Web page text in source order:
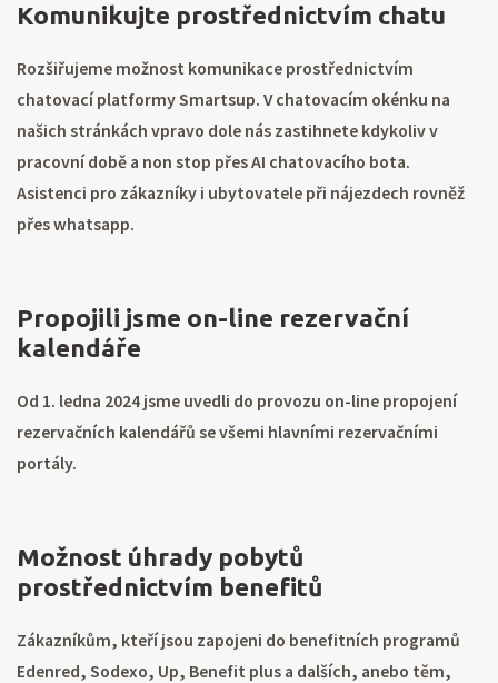
Komunikujte prostřednictvím chatu
Rozšiřujeme možnost komunikace prostřednictvím
chatovací platformy Smartsup. V chatovacím okénku na
našich stránkách vpravo dole nás zastihnete kdykoliv v
pracovní době a non stop přes AI chatovacího bota.
Asistenci pro zákazníky i ubytovatele při nájezdech rovněž
přes whatsapp.
Propojili jsme on-line rezervační
kalendáře
Od 1. ledna 2024 jsme uvedli do provozu on-line propojení
rezervačních kalendářů se všemi hlavními rezervačními
portály.
Možnost úhrady pobytů
prostřednictvím benefitů
Zákazníkům, kteří jsou zapojeni do benefitních programů
Edenred, Sodexo, Up, Benefit plus a dalších, anebo těm,